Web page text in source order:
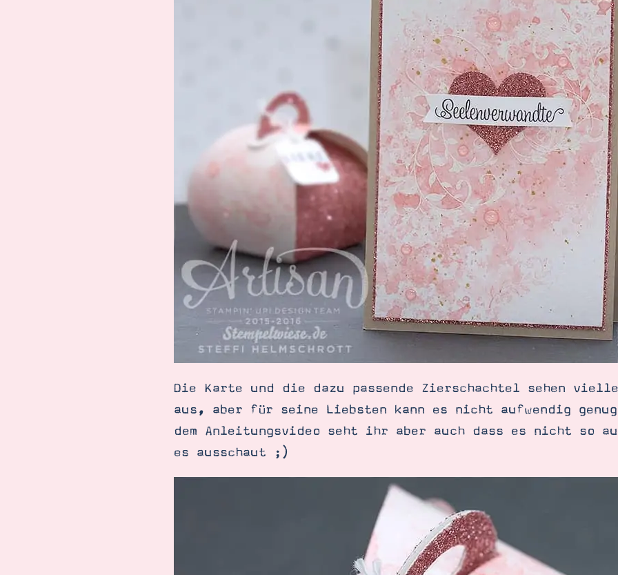
Die Karte und die dazu passende Zierschachtel sehen
aus, aber für seine Liebsten kann es nicht aufwendig
dem Anleitungsvideo seht ihr aber auch dass es nicht so
es ausschaut ;)